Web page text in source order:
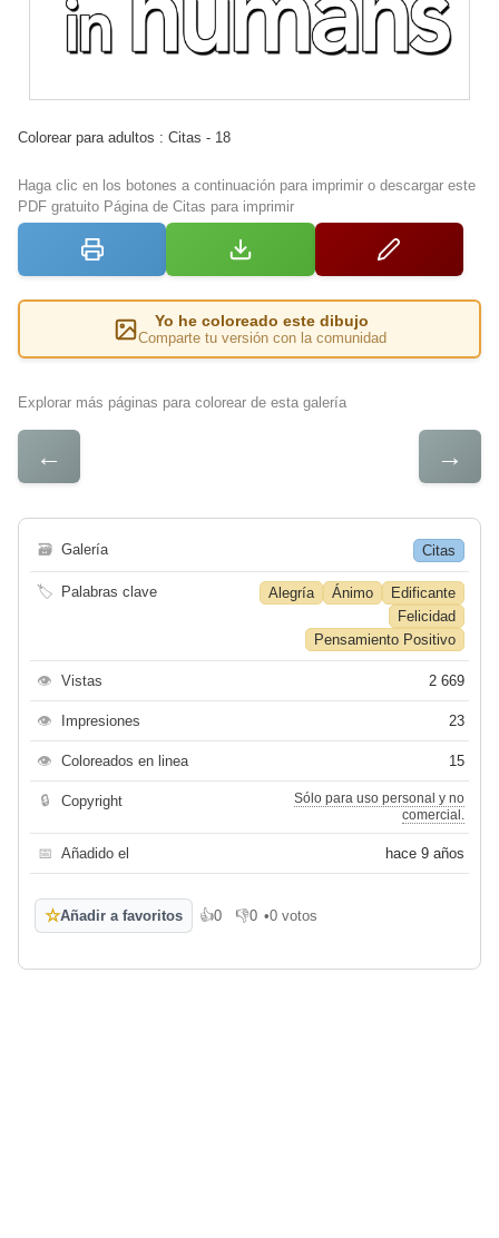
Colorear para adultos : Citas - 18
Haga clic en los botones a continuación para imprimir o descargar este
PDF gratuito Página de Citas para imprimir
Yo he coloreado este dibujo
Comparte tu versión con la comunidad
Explorar más páginas para colorear de esta galería
← →
🗃 Galería Citas
🏷 Palabras clave Alegría Ánimo
Edificante
Felicidad
Pensamiento Positivo
👁 Vistas 2 669
👁 Impresiones 23
👁 Coloreados en linea 15
🔒 Copyright
Sólo para uso personal y no
comercial.
📅 Añadido el hace 9 años
☆Añadir a favoritos 👍0
Me gusta
👎0
No me gusta
•0 votos